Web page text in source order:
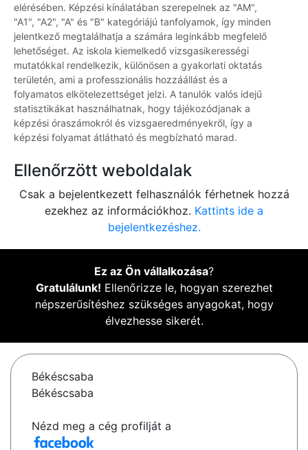
elérésében. Képzési kínálatában szerepelnek az "AM",
"A1", "A2", "A" és "B" kategóriájú tanfolyamok, így minden
jelentkező megtalálhatja a számára leginkább megfelelő
lehetőséget. Az iskola kiemelkedő vizsgasikerességi
mutatókkal rendelkezik, különösen a gyakorlati oktatás
területén, ami a professzionális hozzáállást és a
folyamatos elkötelezettséget jelzi. A tanulók valós idejű
statisztikákat használhatnak, hogy tájékozódjanak a
képzési óraszámokról és vizsgaeredményekről, így a
képzési folyamat átlátható és megbízható marad.
Ellenőrzött weboldalak
Csak a bejelentkezett felhasználók férhetnek hozzá
ezekhez az információkhoz. Kattints ide a
bejelentkezéshez.
Ez az Ön vállalkozása?
Gratulálunk! Ellenőrizze le, hogyan szerezhet
népszerűsítéshez szükséges anyagokat, hogy
élvezhesse sikerét.
Békéscsaba
Békéscsaba
Nézd meg a cég profilját a